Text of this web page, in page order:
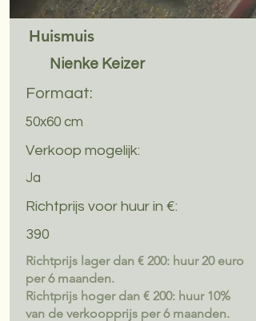
Huismuis
Nienke Keizer
Formaat:
50x60 cm
Verkoop mogelijk:
Ja
Richtprijs voor huur in €:
390
Richtprijs lager dan € 200: huur 20 euro
per 6 maanden.
Richtprijs hoger dan € 200: huur 10%
van de verkoopprijs per 6 maanden.